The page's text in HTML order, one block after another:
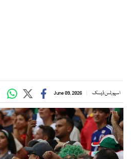
اسپورٹس ڈیسک June 09, 2026